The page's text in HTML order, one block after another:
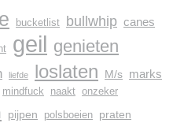
bucketlist bullwhip canes
geil genieten
liefde loslaten M/s marks
mindfuck naakt onzeker
pijpen polsboeien praten